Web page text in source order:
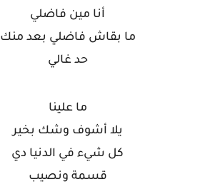
أنا مين فاضلي
ما بقاش فاضلي بعد منك
حد غالي
ما علينا
يلا أشوف وشك بخير
كل شيء في الدنيا دي
قسمة ونصيب